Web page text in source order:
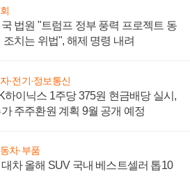
법원 "트럼프 정부 풍력 프로젝트 동
조치는 위법", 해제 명령 내려
·전기·정보통신
하이닉스 1주당 375원 현금배당 실시,
주주환원 계획 9월 공개 예정
차·부품
차 올해 SUV 국내 베스트셀러 톱10